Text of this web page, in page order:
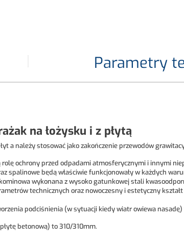
Parametry
na łożysku i z płytą
a należy stosować jako zakończenie przewodów
ochrony przed odpadami atmosferycznymi i innymi
spalinowe będą właściwie funkcjonowały w każdych
wykonana z wysoko gatunkowej stali
technicznych oraz nowoczesny i estetyczny
podciśnienia (w sytuacji kiedy wiatr owiewa
betonową) to 310/310mm.